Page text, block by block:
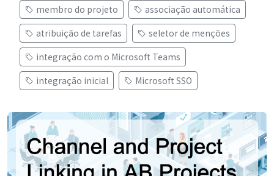
membro do projeto
associação automática
atribuição de tarefas
seletor de menções
integração com o Microsoft Teams
integração inicial
Microsoft SSO